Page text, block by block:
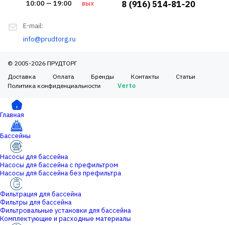
8 (916) 514-81-20
10:00 — 19:00 вых
E-mail:
info@prudtorg.ru
© 2005-2026 ПРУДТОРГ
Доставка
Оплата Бренды Контакты
Статьи
Политика конфиденциальности
Verto
Главная
Бассейны
Насосы для бассейна
Насосы для бассейна с префильтром
Насосы для бассейна без префильтра
Фильтрация для бассейна
Фильтры для бассейна
Фильтровальные установки для бассейна
Комплектующие и расходные материалы